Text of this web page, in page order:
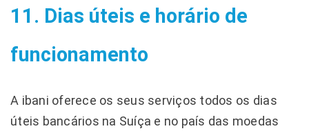
11. Dias úteis e horário de
funcionamento
A ibani oferece os seus serviços todos os dias
úteis bancários na Suíça e no país das moedas